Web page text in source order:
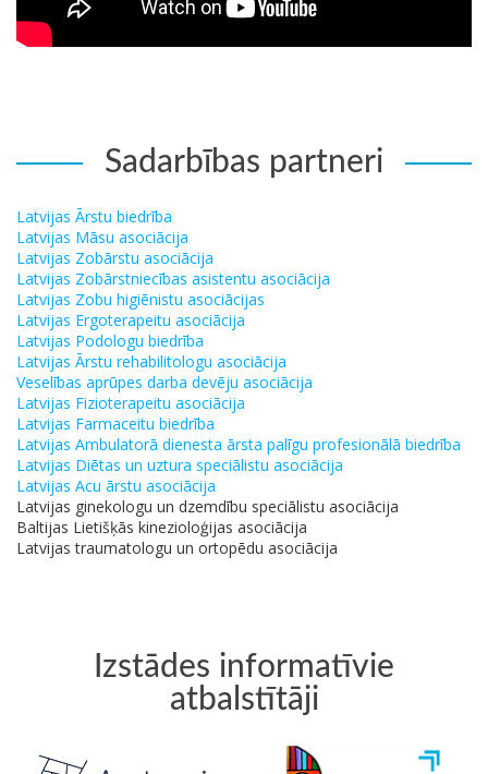
Sadarbības partneri
Latvijas Ārstu biedrība
Latvijas Māsu asociācija
Latvijas Zobārstu asociācija
Latvijas Zobārstniecības asistentu asociācija
Latvijas Zobu higiēnistu asociācijas
Latvijas Ergoterapeitu asociācija
Latvijas Podologu biedrība
Latvijas Ārstu rehabilitologu asociācija
Veselības aprūpes darba devēju asociācija
Latvijas Fizioterapeitu asociācija
Latvijas Farmaceitu biedrība
Latvijas Ambulatorā dienesta ārsta palīgu profesionālā biedrība
Latvijas Diētas un uztura speciālistu asociācija
Latvijas Acu ārstu asociācija
Latvijas ginekologu un dzemdību speciālistu asociācija
Baltijas Lietišķās kinezioloģijas asociācija
Latvijas traumatologu un ortopēdu asociācija
Izstādes informatīvie
atbalstītāji